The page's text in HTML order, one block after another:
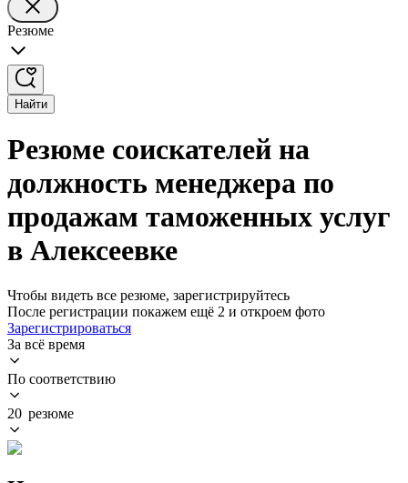
Резюме
Найти
Резюме соискателей на
должность менеджера по
продажам таможенных услуг
в Алексеевке
Чтобы видеть все резюме, зарегистрируйтесь
После регистрации покажем ещё 2 и откроем фото
Зарегистрироваться
За всё время
По соответствию
20 резюме